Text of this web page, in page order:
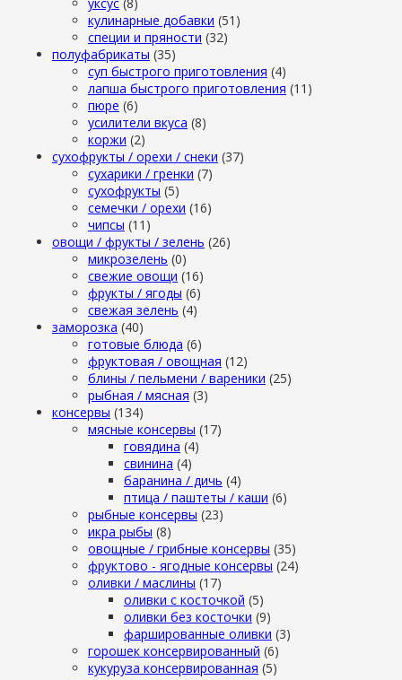
кулинарные добавки (51)
специи и пряности (32)
полуфабрикаты (35)
суп быстрого приготовления (4)
лапша быстрого приготовления (11)
пюре (6)
усилители вкуса (8)
коржи (2)
сухофрукты / орехи / снеки (37)
сухарики / гренки (7)
сухофрукты (5)
семечки / орехи (16)
чипсы (11)
овощи / фрукты / зелень (26)
микрозелень (0)
свежие овощи (16)
фрукты / ягоды (6)
свежая зелень (4)
заморозка (40)
готовые блюда (6)
фруктовая / овощная (12)
блины / пельмени / вареники (25)
рыбная / мясная (3)
консервы (134)
мясные консервы (17)
говядина (4)
свинина (4)
баранина / дичь (4)
птица / паштеты / каши (6)
рыбные консервы (23)
икра рыбы (8)
овощные / грибные консервы (35)
фруктово - ягодные консервы (24)
оливки / маслины (17)
оливки с косточкой (5)
оливки без косточки (9)
фаршированные оливки (3)
горошек консервированный (6)
кукуруза консервированная (5)